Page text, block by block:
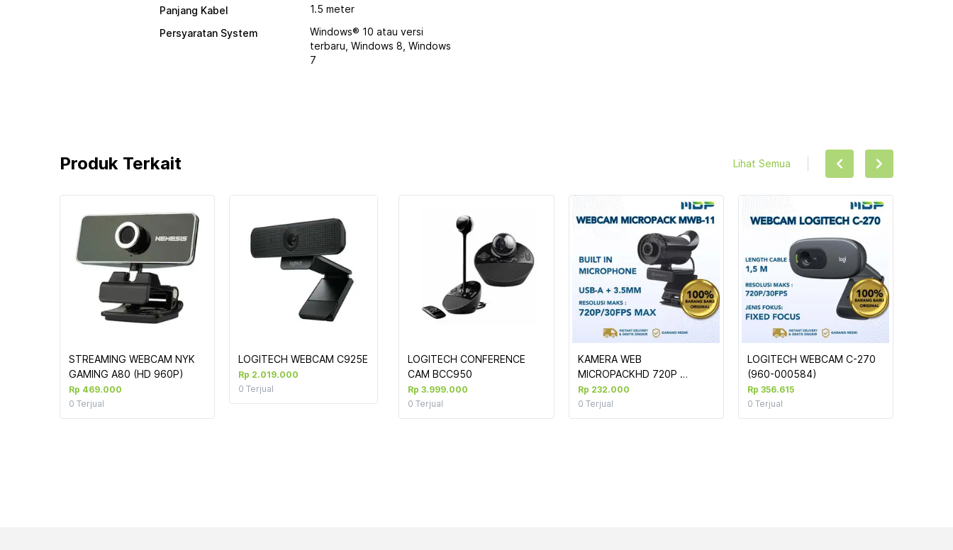
Panjang Kabel
1.5 meter
Persyaratan System
Windows® 10 atau versi
terbaru, Windows 8, Windows
7
Produk Terkait
STREAMING WEBCAM NYK
GAMING A80 (HD 960P)
Rp 469.000
0 Terjual
LOGITECH WEBCAM C925E
Rp 2.019.000
0Terjual
LOGITECH CONFERENCE
CAM BCC950
Rp 3.999.000
0Terjual
KAMERA WEB
MICROPACKHD 720P
DIGITAL PC CAMERA (MWB-
11)
Rp 232.000
0 Terjual
LOGITECH WEBCAM C-270
(960-000584)
Rp 356.615
0 Terjual
Lihat Semua